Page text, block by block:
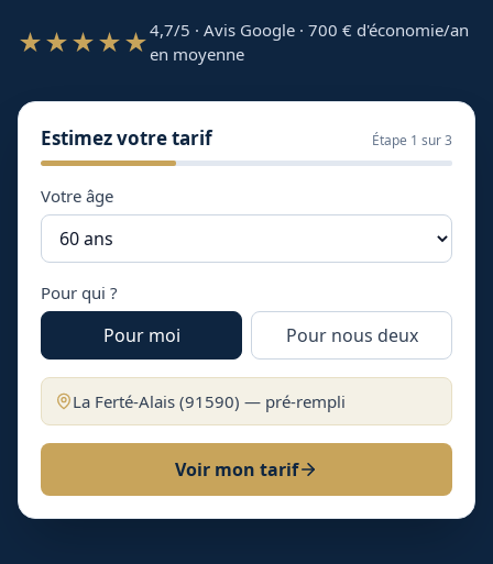
★★★★★4,7/5 · Avis Google · 700 € d'économie/an
en moyenne
Estimez votre tarif Étape 1 sur 3
Votre âge
Pour qui ?
Pour moi Pour nous deux
La Ferté-Alais (91590) — pré-rempli
Voir mon tarif